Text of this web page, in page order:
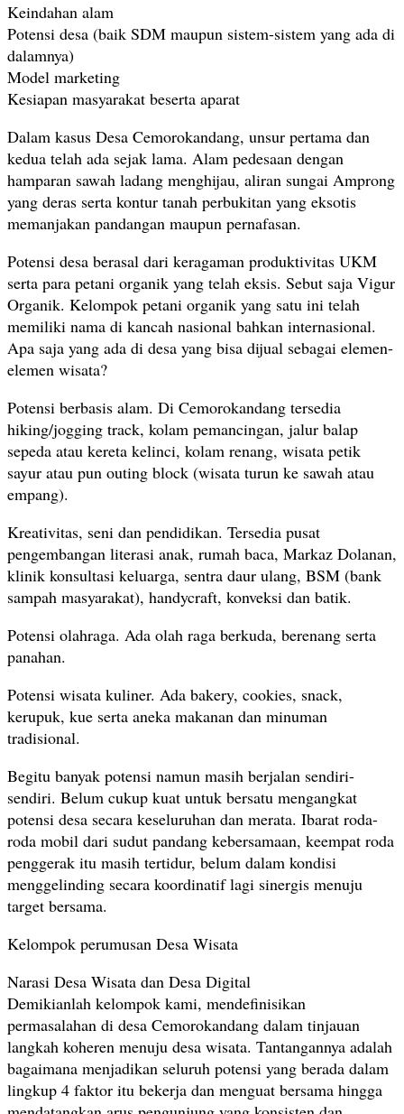
Keindahan alam
Potensi desa (baik SDM maupun sistem-sistem yang ada di
dalamnya)
Model marketing
Kesiapan masyarakat beserta aparat
Dalam kasus Desa Cemorokandang, unsur pertama dan
kedua telah ada sejak lama. Alam pedesaan dengan
hamparan sawah ladang menghijau, aliran sungai Amprong
yang deras serta kontur tanah perbukitan yang eksotis
memanjakan pandangan maupun pernafasan.
Potensi desa berasal dari keragaman produktivitas UKM
serta para petani organik yang telah eksis. Sebut saja Vigur
Organik. Kelompok petani organik yang satu ini telah
memiliki nama di kancah nasional bahkan internasional.
Apa saja yang ada di desa yang bisa dijual sebagai elemen-
elemen wisata?
Potensi berbasis alam. Di Cemorokandang tersedia
hiking/jogging track, kolam pemancingan, jalur balap
sepeda atau kereta kelinci, kolam renang, wisata petik
sayur atau pun outing block (wisata turun ke sawah atau
empang).
Kreativitas, seni dan pendidikan. Tersedia pusat
pengembangan literasi anak, rumah baca, Markaz Dolanan,
klinik konsultasi keluarga, sentra daur ulang, BSM (bank
sampah masyarakat), handycraft, konveksi dan batik.
Potensi olahraga. Ada olah raga berkuda, berenang serta
panahan.
Potensi wisata kuliner. Ada bakery, cookies, snack,
kerupuk, kue serta aneka makanan dan minuman
tradisional.
Begitu banyak potensi namun masih berjalan sendiri-
sendiri. Belum cukup kuat untuk bersatu mengangkat
potensi desa secara keseluruhan dan merata. Ibarat roda-
roda mobil dari sudut pandang kebersamaan, keempat roda
penggerak itu masih tertidur, belum dalam kondisi
menggelinding secara koordinatif lagi sinergis menuju
target bersama.
Kelompok perumusan Desa Wisata
Narasi Desa Wisata dan Desa Digital
Demikianlah kelompok kami, mendefinisikan
permasalahan di desa Cemorokandang dalam tinjauan
langkah koheren menuju desa wisata. Tantangannya adalah
bagaimana menjadikan seluruh potensi yang berada dalam
lingkup 4 faktor itu bekerja dan menguat bersama hingga